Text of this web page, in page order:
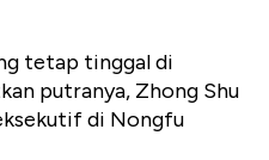
tetap tinggal di
putranya, Zhong Shu
di Nongfu